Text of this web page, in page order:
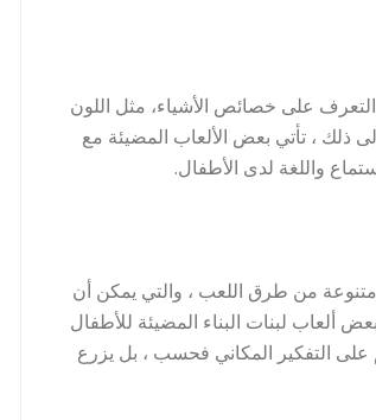
على خصائص الأشياء، مثل اللون
ذلك ، تأتي بعض الألعاب المضيئة مع
واللغة لدى الأطفال.
متنوعة من طرق اللعب ، والتي يمكن أن
ألعاب لبنات البناء المضيئة للأطفال
على التفكير المكاني فحسب ، بل يزرع